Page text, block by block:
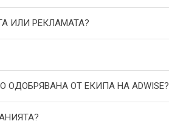
ИЛИ РЕКЛАМАТА?
ОТ ЕКИПА НА ADWISE?